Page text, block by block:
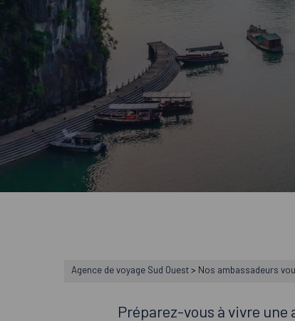
Agence de voyage Sud Ouest> Nos ambassadeurs
Préparez-vous à vivre